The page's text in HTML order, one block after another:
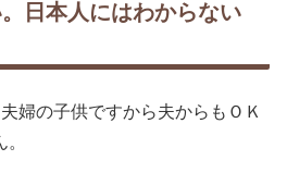
日本人にはわからない
婦の子供ですから夫からもＯＫ